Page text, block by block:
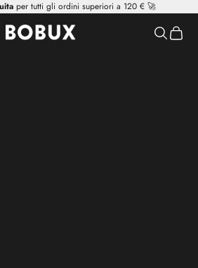
per tutti gli ordini superiori a 120 € 🚀
Mr Tiggle - Distributor Mostra il